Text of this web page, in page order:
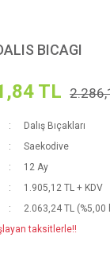
BICAGI
TL
Dalış Bıçakları
Saekodive
12 Ay
1.905,12 TL + KDV
2.063,24 TL
taksitlerle!!